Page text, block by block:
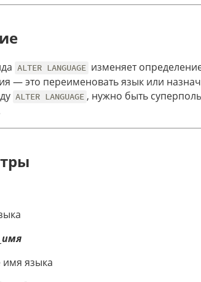
ALTER LANGUAGE изменяет
— это переименовать язык или
ALTER LANGUAGE , нужно быть
языка